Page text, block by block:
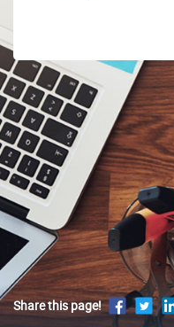
Share this page!